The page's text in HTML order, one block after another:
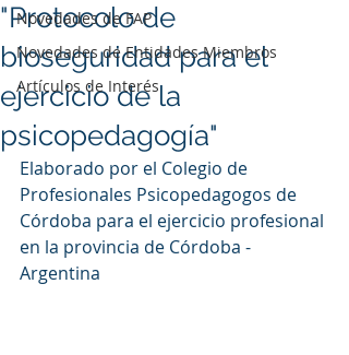
Novedades de FAP
Novedades de Entidades Miembros
Artículos de Interés
"Protocolo de
bioseguridad para el
ejercicio de la
psicopedagogía"
Elaborado por el Colegio de
Profesionales Psicopedagogos de
Córdoba para el ejercicio profesional
en la provincia de Córdoba -
Argentina